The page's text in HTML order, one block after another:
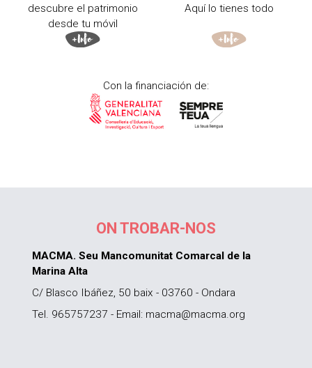
descubre el patrimonio
desde tu móvil
Aquí lo tienes todo
Con la financiación de:
ON TROBAR-NOS
MACMA. Seu Mancomunitat Comarcal de la
Marina Alta
C/ Blasco Ibáñez, 50 baix - 03760 - Ondara
Tel. 965757237 - Email: macma@macma.org